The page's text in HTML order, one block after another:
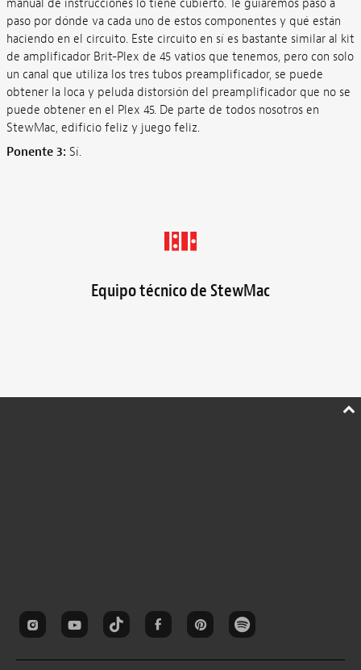
manual de instrucciones lo tiene cubierto. Te guiaremos paso a
paso por dónde va cada uno de estos componentes y qué están
haciendo en el circuito. Este circuito en sí es bastante similar al kit
de amplificador Brit-Plex de 45 vatios que tenemos, pero con solo
un canal que utiliza los tres tubos preamplificador, se puede
obtener la loca y peluda distorsión del preamplificador que no se
puede obtener en el Plex 45. De parte de todos nosotros en
StewMac, edificio feliz y juego feliz.
Ponente 3: Sí.
Equipo técnico de StewMac